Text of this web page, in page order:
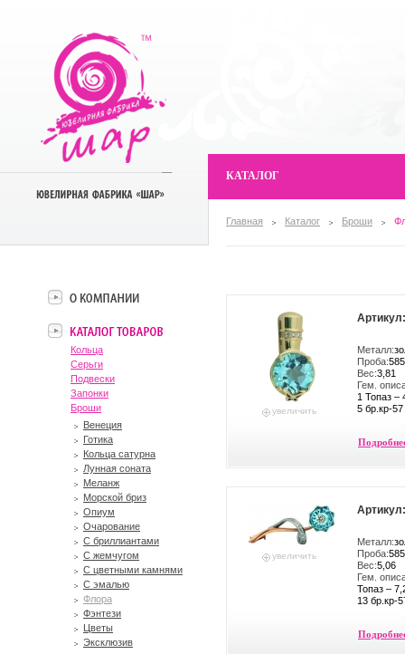
КАТАЛОГ
Главная Каталог Броши
Кольца
Серьги
Подвески
Запонки
Броши
Венеция
Готика
Кольца сатурна
Лунная соната
Меланж
Морской бриз
Опиум
Очарование
С бриллиантами
С жемчугом
С цветными камнями
С эмалью
Флора
Фэнтези
Цветы
Эксклюзив
увеличить
Металл:
Проба:585
Вес:3,81
Гем.
1 Топаз –
5 бр.кр-
увеличить
Металл:
Проба:585
Вес:5,06
Гем.
Топаз –
13 бр.кр-